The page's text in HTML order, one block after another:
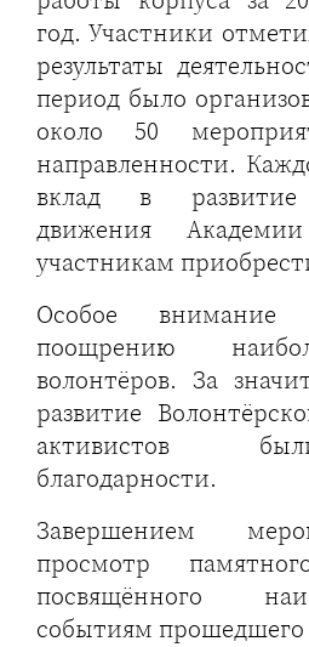
год. Участники
результаты
период было
около 50
направленности.
вклад в развитие
движения
участникам
Особое внимание
поощрению
волонтёров. За
развитие
активистов
благодарности.
Завершением
просмотр
посвящённого
событиям прошедшего